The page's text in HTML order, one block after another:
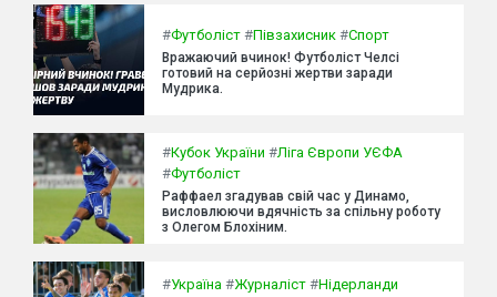
#Футболіст #Півзахисник #Спорт
Вражаючий вчинок! Футболіст Челсі
готовий на серйозні жертви заради
Мудрика.
#Кубок України #Ліга Європи УЄФА
#Футболіст
Раффаел згадував свій час у Динамо,
висловлюючи вдячність за спільну роботу
з Олегом Блохіним.
#Україна #Журналіст #Нідерланди